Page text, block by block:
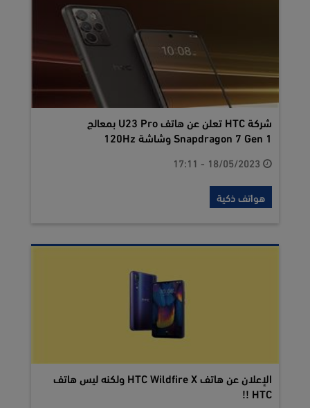
شركة HTC تعلن عن هاتف U23 Pro بمعالج
Snapdragon 7 Gen 1 وشاشة 120Hz
هواتف ذكية
الإعلان عن هاتف HTC Wildfire X ولكنه ليس هاتف
HTC !!